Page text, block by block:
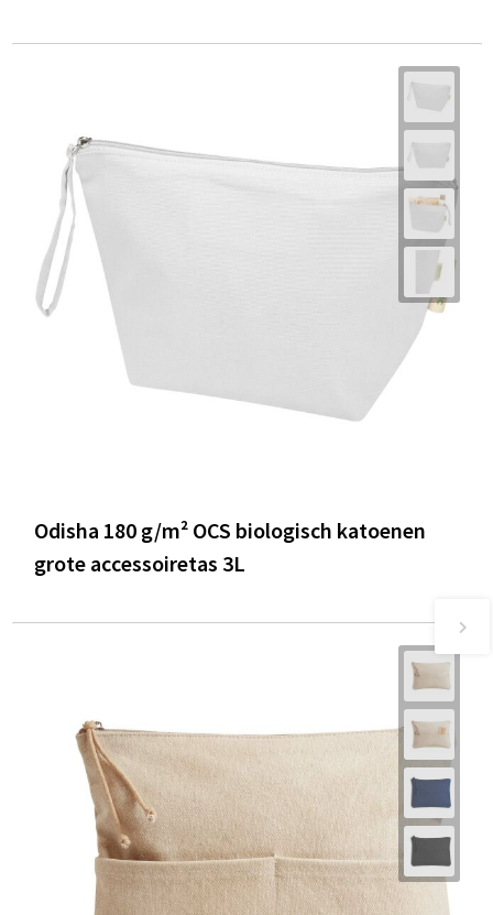
Odisha 180 g/m² OCS biologisch katoenen
grote accessoiretas 3L